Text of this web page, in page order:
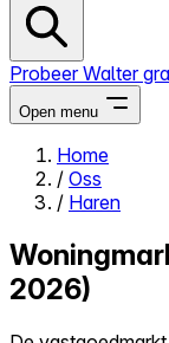
Probeer Walter
Open menu
Close menu
Home
/ Oss
/ Haren
2026)